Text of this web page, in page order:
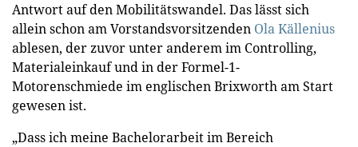
Antwort auf den Mobilitätswandel. Das lässt sich
allein schon am Vorstandsvorsitzenden Ola Källenius
ablesen, der zuvor unter anderem im Controlling,
Materialeinkauf und in der Formel-1-
Motorenschmiede im englischen Brixworth am Start
gewesen ist.
„Dass ich meine Bachelorarbeit im Bereich